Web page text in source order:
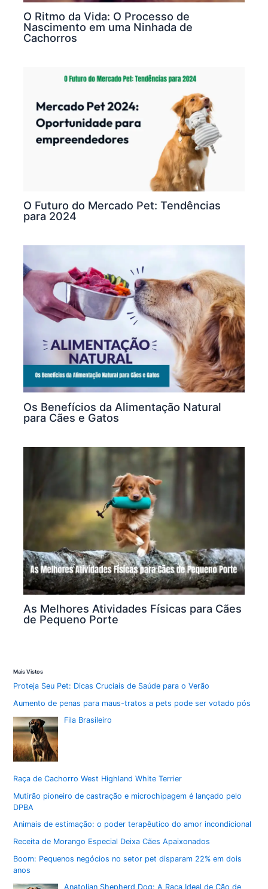
O Ritmo da Vida: O Processo de
Nascimento em uma Ninhada de
Cachorros
O Futuro do Mercado Pet: Tendências
para 2024
Os Benefícios da Alimentação Natural
para Cães e Gatos
As Melhores Atividades Físicas para Cães
de Pequeno Porte
Mais Vistos
Proteja Seu Pet: Dicas Cruciais de Saúde para o Verão
Aumento de penas para maus-tratos a pets pode ser votado pós
Fila Brasileiro
Raça de Cachorro West Highland White Terrier
Mutirão pioneiro de castração e microchipagem é lançado pelo
DPBA
Animais de estimação: o poder terapêutico do amor incondicional
Receita de Morango Especial Deixa Cães Apaixonados
Boom: Pequenos negócios no setor pet disparam 22% em dois
anos
Anatolian Shepherd Dog: A Raça Ideal de Cão de